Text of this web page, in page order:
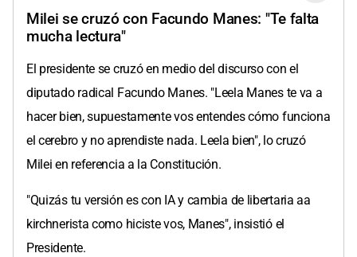
Milei se cruzó con Facundo Manes: "Te falta
mucha lectura"
El presidente se cruzó en medio del discurso con el
diputado radical Facundo Manes. "Leela Manes te va a
hacer bien, supuestamente vos entendes cómo funciona
el cerebro y no aprendiste nada. Leela bien", lo cruzó
Milei en referencia a la Constitución.
"Quizás tu versión es con IA y cambia de libertaria aa
kirchnerista como hiciste vos, Manes", insistió el
Presidente.